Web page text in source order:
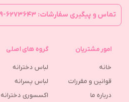
تماس و پیگیری سفارشات: ۶۲۷۳۶۴۳-۰۹۱۹
امور مشتریان
خانه
قوانین و مقررات
درباره ما
گروه های اصلی
لباس دخترانه
لباس پسرانه
اکسسوری دخترانه